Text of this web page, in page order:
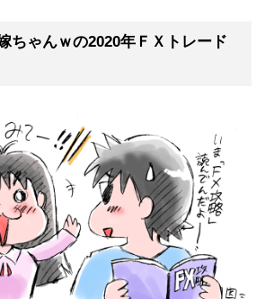
ちゃんｗの2020年ＦＸトレード